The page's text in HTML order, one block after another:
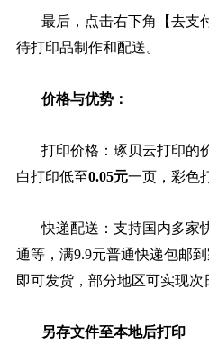
最后，点击右下角【去支
待打印品制作和配送。
价格与优势：
打印价格：琢贝云打印的
白打印低至0.05元一页，彩色
快递配送：支持国内多家
通等，满9.9元普通快递包邮
即可发货，部分地区可实现次
另存文件至本地后打印